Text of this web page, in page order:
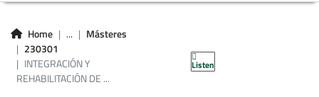
Home ...
Másteres
230301
INTEGRACIÓN Y
REHABILITACIÓN DE ...
Listen
NECESIDADES
ESPECIALES